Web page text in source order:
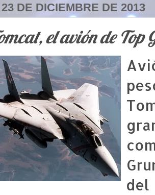
DE DICIEMBRE DE 2013
el avión de Top
del